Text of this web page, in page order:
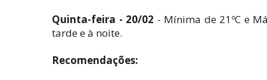
Quinta-feira - 20/02 - Mínima de 21ºC e
tarde e à noite.
Recomendações: